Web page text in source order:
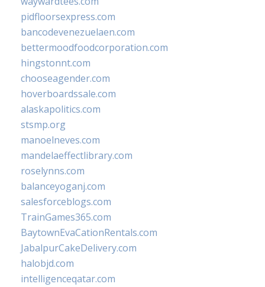
pidfloorsexpress.com
bancodevenezuelaen.com
bettermoodfoodcorporation.com
hingstonnt.com
chooseagender.com
hoverboardssale.com
alaskapolitics.com
stsmp.org
manoelneves.com
mandelaeffectlibrary.com
roselynns.com
balanceyoganj.com
salesforceblogs.com
TrainGames365.com
BaytownEvaCationRentals.com
JabalpurCakeDelivery.com
halobjd.com
intelligenceqatar.com